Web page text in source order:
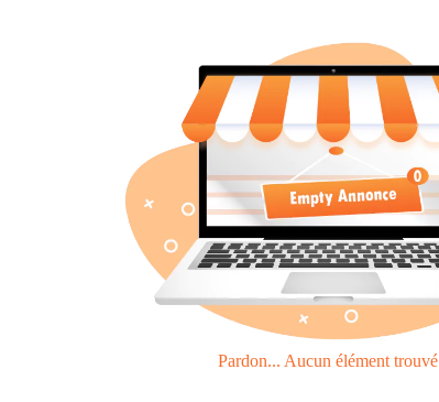
Pardon... Aucun élément trouvé